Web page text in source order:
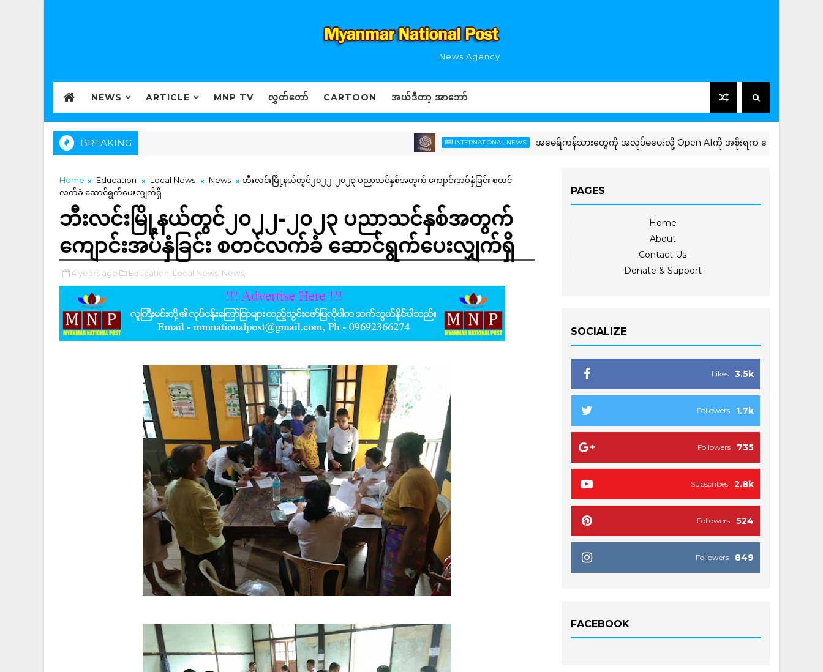
News Agency
NEWS ARTICLE MNP TV လွှတ်တော် CARTOON အယ်ဒီတာ့ အာဘော်
BREAKING INTERNATIONAL NEWS အမေရိကန်သားတွေကို အလုပ်မပေးလို့ Open AIကို အစိုးရက လျော်ကြေးတောင်း
Home Education Local News News
ဘီးလင်းမြို့နယ်တွင်၂၀၂၂-၂၀၂၃ ပညာသင်နှစ်အတွက် ကျောင်းအပ်နှံခြင်း စတင်
လက်ခံ ဆောင်ရွက်ပေးလျှက်ရှိ
ဘီးလင်းမြို့နယ်တွင်၂၀၂၂-၂၀၂၃ ပညာသင်နှစ်အတွက်
ကျောင်းအပ်နှံခြင်း စတင်လက်ခံ ဆောင်ရွက်ပေးလျှက်ရှိ
4 years ago Education, Local News, News,
PAGES
Home
About
Contact Us
Donate & Support
SOCIALIZE
3.5k
Likes
1.7k
Followers
735
Followers
2.8k
Subscribes
524
Followers
849
Followers
FACEBOOK